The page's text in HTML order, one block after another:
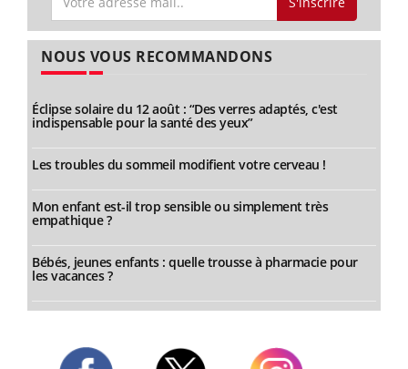
NOUS VOUS RECOMMANDONS
Éclipse solaire du 12 août : “Des verres adaptés, c'est
indispensable pour la santé des yeux”
Les troubles du sommeil modifient votre cerveau !
Mon enfant est-il trop sensible ou simplement très
empathique ?
Bébés, jeunes enfants : quelle trousse à pharmacie pour
les vacances ?